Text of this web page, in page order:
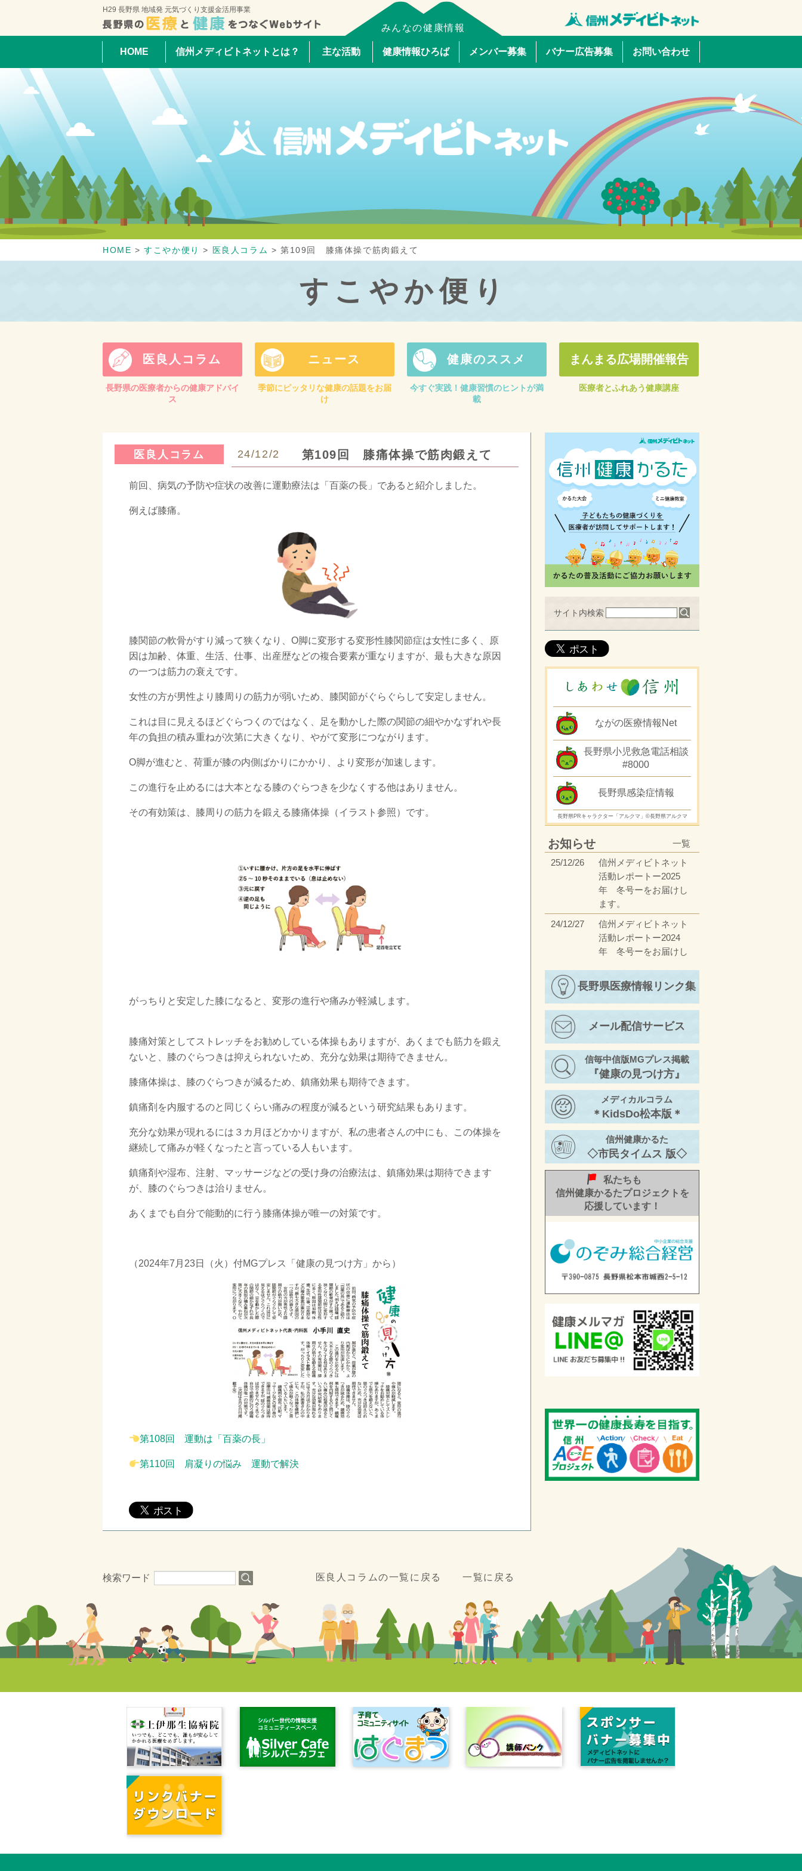
H29 長野県 地域発 元気づくり支援金活用事業
みんなの健康情報
HOME 信州メディビトネットとは？ 主な活動 健康情報ひろば メンバー募集 バナー広告募集 お問い合わせ
HOME >すこやか便り > 医良人コラム >第109回 膝痛体操で筋肉鍛えて
すこやか便り
医良人コラム
長野県の医療者からの健康アドバイ
ス
ニュース
季節にピッタリな健康の話題をお届
け
健康のススメ
今すぐ実践！健康習慣のヒントが満
載
まんまる広場開催報告
医療者とふれあう健康講座
医良人コラム 24/12/2 第109回 膝痛体操で筋肉鍛えて
前回、病気の予防や症状の改善に運動療法は「百薬の長」であると紹介しました。
例えば膝痛。
膝関節の軟骨がすり減って狭くなり、O脚に変形する変形性膝関節症は女性に多く、原
因は加齢、体重、生活、仕事、出産歴などの複合要素が重なりますが、最も大きな原因
の一つは筋力の衰えです。
女性の方が男性より膝周りの筋力が弱いため、膝関節がぐらぐらして安定しません。
これは目に見えるほどぐらつくのではなく、足を動かした際の関節の細やかなずれや長
年の負担の積み重ねが次第に大きくなり、やがて変形につながります。
O脚が進むと、荷重が膝の内側ばかりにかかり、より変形が加速します。
この進行を止めるには大本となる膝のぐらつきを少なくする他はありません。
その有効策は、膝周りの筋力を鍛える膝痛体操（イラスト参照）です。
がっちりと安定した膝になると、変形の進行や痛みが軽減します。
膝痛対策としてストレッチをお勧めしている体操もありますが、あくまでも筋力を鍛え
ないと、膝のぐらつきは抑えられないため、充分な効果は期待できません。
膝痛体操は、膝のぐらつきが減るため、鎮痛効果も期待できます。
鎮痛剤を内服するのと同じくらい痛みの程度が減るという研究結果もあります。
充分な効果が現れるには３カ月ほどかかりますが、私の患者さんの中にも、この体操を
継続して痛みが軽くなったと言っている人もいます。
鎮痛剤や湿布、注射、マッサージなどの受け身の治療法は、鎮痛効果は期待できます
が、膝のぐらつきは治りません。
あくまでも自分で能動的に行う膝痛体操が唯一の対策です。
（2024年7月23日（火）付MGプレス「健康の見つけ方」から）
第108回 運動は「百薬の長」
第110回 肩凝りの悩み 運動で解決
検索ワード 医良人コラムの一覧に戻る 一覧に戻る
サイト内検索
ながの医療情報Net
長野県小児救急電話相談
#8000
長野県感染症情報
長野県PRキャラクター「アルクマ」©長野県アルクマ
一覧
お知らせ
25/12/26
信州メディビトネット
活動レポートー2025
年 冬号ーをお届けし
ます。
24/12/27
信州メディビトネット
活動レポートー2024
年 冬号ーをお届けし
23/12/27
信州メディビトネット
年 冬号ーをお届けし
ます。
23/4/17
信州メディビトネット
活動レポートー2023
年 春号ーをお届けし
ます。
22/11/30
信州メディビトネット
活動レポートー2022
年 秋号②ーをお届け
します。
長野県医療情報リンク集
メール配信サービス
信毎中信版MGプレス掲載
『健康の見つけ方』
メディカルコラム
＊KidsDo松本版＊
信州健康かるた
◇市民タイムス 版◇
私たちも
信州健康かるたプロジェクトを
応援しています！